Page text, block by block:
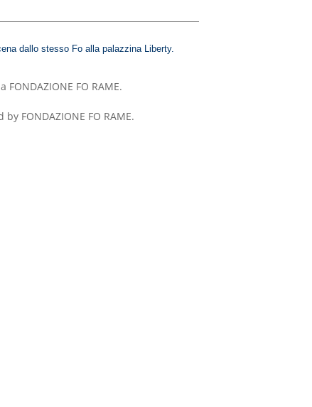
dallo stesso Fo alla palazzina Liberty.
FO RAME.
FONDAZIONE FO RAME.